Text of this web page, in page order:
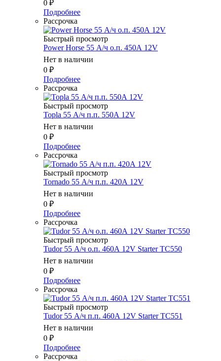
0 ₽
Подробнее
Рассрочка
Быстрый просмотр
Power Horse 55 А/ч о.п. 450А 12V
Нет в наличии
0 ₽
Подробнее
Рассрочка
Быстрый просмотр
Topla 55 А/ч п.п. 550А 12V
Нет в наличии
0 ₽
Подробнее
Рассрочка
Быстрый просмотр
Tornado 55 А/ч п.п. 420А 12V
Нет в наличии
0 ₽
Подробнее
Рассрочка
Быстрый просмотр
Tudor 55 А/ч о.п. 460А 12V Starter TC550
Нет в наличии
0 ₽
Подробнее
Рассрочка
Быстрый просмотр
Tudor 55 А/ч п.п. 460А 12V Starter TC551
Нет в наличии
0 ₽
Подробнее
Рассрочка